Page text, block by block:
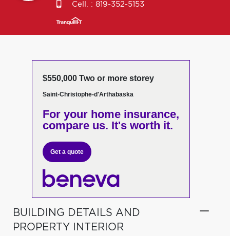
Cell. : 819-352-5153
$550,000 Two or more storey
Saint-Christophe-d'Arthabaska
For your home insurance,
compare us. It's worth it.
Get a quote
BUILDING DETAILS AND
PROPERTY INTERIOR